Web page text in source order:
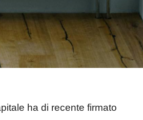
ha di recente firmato